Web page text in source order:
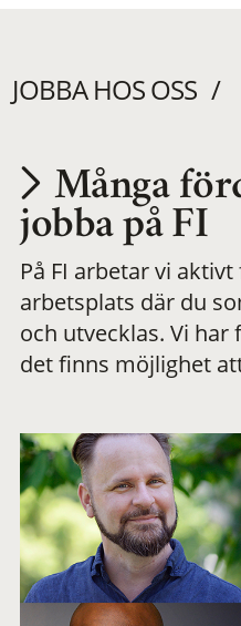
JOBBA HOS OSS
Utvecklas
flexibel
Många
jobba på FI
På FI arbetar vi
arbetsplats där du
och utvecklas. Vi
det finns möjlighet